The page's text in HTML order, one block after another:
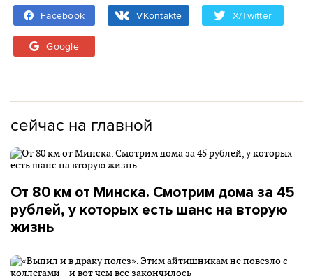
Facebook VKontakte X/Twitter
Google
сейчас на главной
От 80 км от Минска. Смотрим дома за 45
рублей, у которых есть шанс на вторую
жизнь